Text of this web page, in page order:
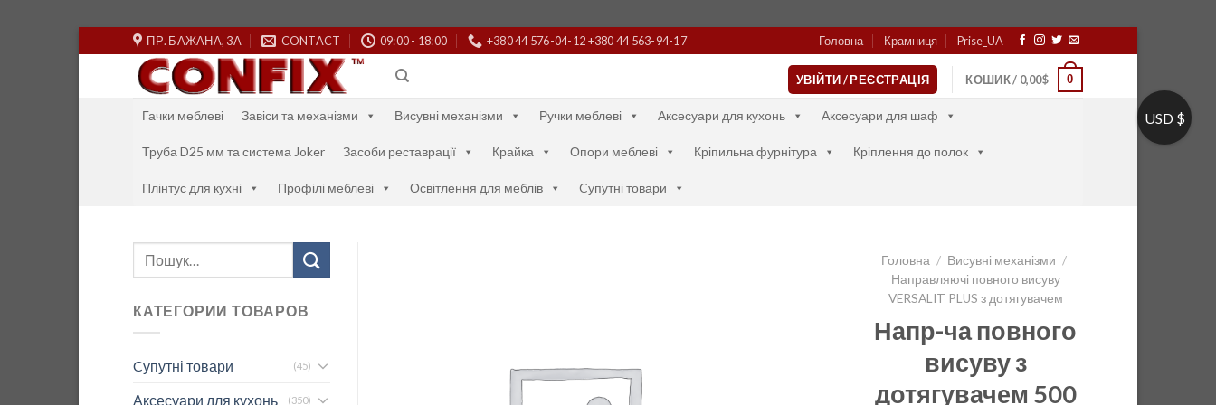
to
ПР. БАЖАНА, 3А CONTACT 09:00 - 18:00 +380 44 576-04-12 +380 44 563-94-17 Головна Крамниця Prise_UA
УВІЙТИ / РЕЄСТРАЦІЯ КОШИК / 0,00$ 0
Гачки меблеві Завіси та механізми Висувні механізми Ручки меблеві Аксесуари для кухонь Аксесуари для шаф
Труба D25 мм та система Joker Засоби реставрації Крайка Опори меблеві Кріпильна фурнітура Кріплення до полок
Плінтус для кухні Профілі меблеві Освітлення для меблів Cупутні товари
Шукати:
КАТЕГОРИИ ТОВАРОВ
Cупутні товари (45)
Аксесуари для кухонь (350)
Головна / Висувні механізми /
Направляючі повного висуву
VERSALIT PLUS з дотягувачем
Напр-ча повного
висуву з
дотягувачем 500
USD $